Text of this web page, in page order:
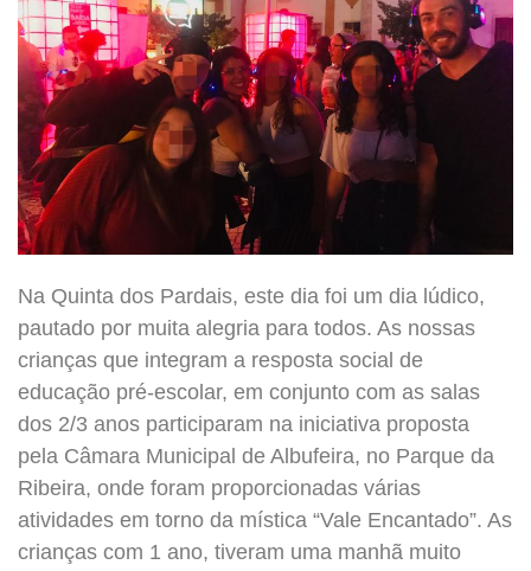
Na Quinta dos Pardais, este dia foi um dia lúdico,
pautado por muita alegria para todos. As nossas
crianças que integram a resposta social de
educação pré-escolar, em conjunto com as salas
dos 2/3 anos participaram na iniciativa proposta
pela Câmara Municipal de Albufeira, no Parque da
Ribeira, onde foram proporcionadas várias
atividades em torno da mística “Vale Encantado”. As
crianças com 1 ano, tiveram uma manhã muito